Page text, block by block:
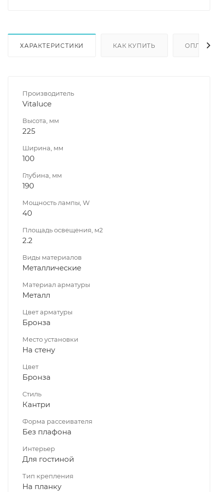
ХАРАКТЕРИСТИКИ КАК КУПИТЬ ОПЛАТА
Производитель
Vitaluce
Высота, мм
225
Ширина, мм
100
Глубина, мм
190
Мощность лампы, W
40
Площадь освещения, м2
2.2
Виды материалов
Металлические
Материал арматуры
Металл
Цвет арматуры
Бронза
Место установки
На стену
Цвет
Бронза
Стиль
Кантри
Форма рассеивателя
Без плафона
Интерьер
Для гостиной
Тип крепления
На планку